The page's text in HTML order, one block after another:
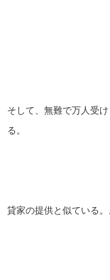
そして、無難で万人受
る。
貸家の提供と似ている。